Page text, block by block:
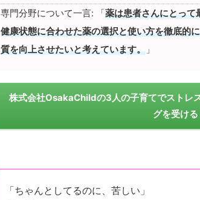
専門分野について一言: 「薬は患者さんにとって
健康状態に合わせた薬の選択と使い方を徹底的
質を向上させたいと考えています。 」
株式会社OsakaChildの3人の子育てでストレ
グを受ける
「ちゃんとしてるのに、苦しい」